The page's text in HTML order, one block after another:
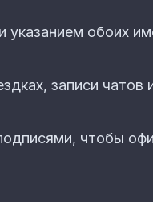
указанием обоих
записи чатов
чтобы